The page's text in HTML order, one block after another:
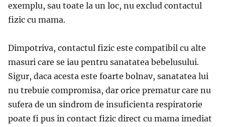
exemplu, sau toate la un loc, nu exclud contactul
fizic cu mama.
Dimpotriva, contactul fizic este compatibil cu alte
masuri care se iau pentru sanatatea bebelusului.
Sigur, daca acesta este foarte bolnav, sanatatea lui
nu trebuie compromisa, dar orice prematur care nu
sufera de un sindrom de insuficienta respiratorie
poate fi pus in contact fizic direct cu mama imediat